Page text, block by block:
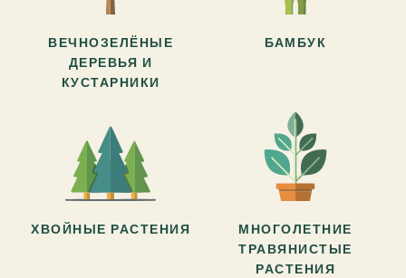
ВЕЧНОЗЕЛЁНЫЕ
ДЕРЕВЬЯ И
КУСТАРНИКИ
БАМБУК
ХВОЙНЫЕ РАСТЕНИЯ
МНОГОЛЕТНИЕ
ТРАВЯНИСТЫЕ
РАСТЕНИЯ